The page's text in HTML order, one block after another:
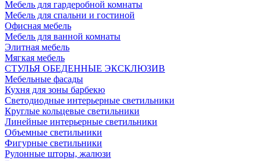
Мебель для гардеробной комнаты
Мебель для спальни и гостиной
Офисная мебель
Мебель для ванной комнаты
Элитная мебель
Мягкая мебель
СТУЛЬЯ ОБЕДЕННЫЕ ЭКСКЛЮЗИВ
Мебельные фасады
Кухня для зоны барбекю
Светодиодные интерьерные светильники
Круглые кольцевые светильники
Линейные интерьерные светильники
Объемные светильники
Фигурные светильники
Рулонные шторы, жалюзи